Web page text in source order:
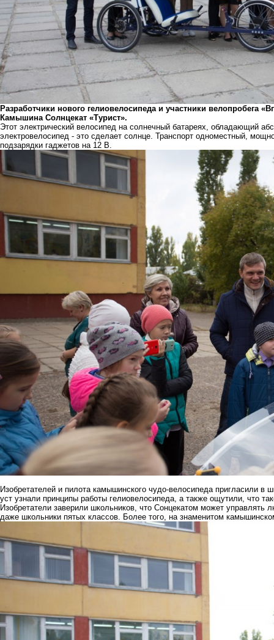
Разработчики нового гелиовелосипеда и участники велопробега
Камышина Солнцекат «Турист».
Этот электрический велосипед на солнечный батареях, обладающий
электровелосипед - это сделает солнце. Транспорт одноместный,
подзарядки гаджетов на 12 В.
Изобретателей и пилота камышинского чудо-велосипеда пригласили
уст узнали принципы работы гелиовелосипеда, а также ощутили, что
Изобретатели заверили школьников, что Сонцекатом может управлять
даже школьники пятых классов. Более того, на знаменитом